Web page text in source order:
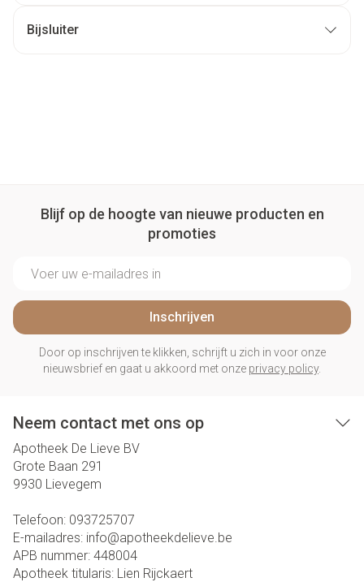
Bijsluiter
Blijf op de hoogte van nieuwe producten en
promoties
Inschrijven
Door op inschrijven te klikken, schrijft u zich in voor onze
nieuwsbrief en gaat u akkoord met onze privacy policy.
Neem contact met ons op
Apotheek De Lieve BV
Grote Baan 291
9930 Lievegem
Telefoon: 093725707
E-mailadres: info@apotheekdelieve.be
APB nummer: 448004
Apotheek titularis: Lien Rijckaert